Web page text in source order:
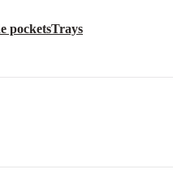
pocketsTrays